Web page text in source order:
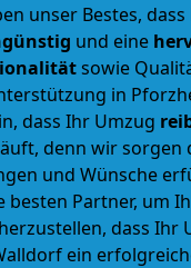
unser Bestes,
und eine
sowie
in
dass Ihr Umzug
denn wir sorgen
und Wünsche
besten Partner, um
dass Ihr
ein